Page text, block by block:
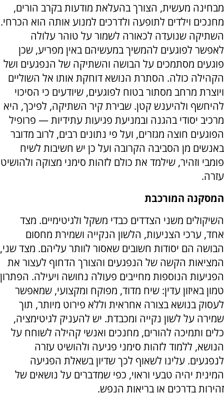
מבחינה מעשית, הצורך בהעלאת מודעות בקרב הורים,
מחנכים וילדים לתופעה ולדרכים למנוע אותה הוא הכרחי.
השתיקה שנועדה לכאורה לשמור על טוהר עלולה
לאפשר לפוגעים להמשיך במעשיהם באין מפריע, שכן
פוגעים מסתמכים על הבושה והשתיקה של הנפגעים ושל
הקהילה כולה. הסתרת הנושא דוחקת אותו אל השוליים
ויוצרת מרחב מסתור בטוח לפוגעים, שיודעים כי הסיכוי
להיחשף ולהיענש קטן. שבירת קיר השתיקה, לפיכך, היא
מרכיב יסודי בהגנה ובמניעת פגיעות עתידיות — פרופיל
הפוגעים חוצה מגזרים, ועל פי נתונים רבים, לרוב מדובר
באנשים מן הסביבה הקרובה ועל כן יש חשיבות לשיח
פומבי וזהיר, שילמד את כולם לזהות סימני מצוקה ולהושיט
עזרה.
המסקנה המורכבת
השיקולים משני הצדדים כבדי משקל ולגיטימיים. מצד
אחד, ערכי הצניעות, הלשון הנקייה ושמירת מחסום
הבושה הם יסודות חשובים שאסור לוותר עליהם. מצד שני,
המציאות הקשה של הנפגעים והצורך הדחוף לעצור את
הפגיעות הנוספות מחייבים פעולה נחושה ויעילה. הפתרון
טמון באיזון עדין: שיח מדוד, מפוקח ומקצועי, שמאפשר
לעסוק בנושא בצורה אחראית וללא פירוט מיותר, תוך
שמירה על לשון נקייה ומכבדת. יש להעניק לגיטימציה,
כלים ותמיכה להורים, מחנכים ואנשי קהילה לשוחח על
הנושא, ללמוד לזהות סימני פגיעה ולהושיט עזרה
לנפגעים. עלינו לשאוף לכך שדיון בשאלת הפגיעה
המינית יהיה טבעי וראוי, כפי שמדברים על נושאים של
זהירות בדרכים או בריאות הנפש.